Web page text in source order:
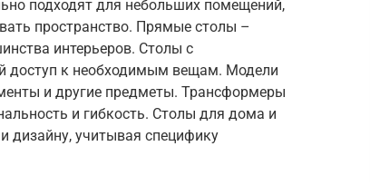
подходят для небольших помещений,
пространство. Прямые столы –
интерьеров. Столы с
к необходимым вещам. Модели
и другие предметы. Трансформеры
и гибкость. Столы для дома и
дизайну, учитывая специфику